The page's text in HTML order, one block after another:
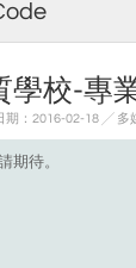
學校-專
：2016-02-18 ╱ 多
期待。